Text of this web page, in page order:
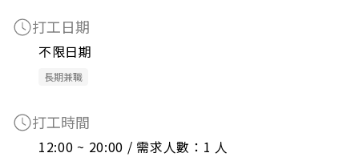
打工日期
不限日期
長期兼職
打工時間
12:00 ~ 20:00 / 需求人數：1 人